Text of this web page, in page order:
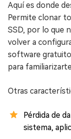
Aquí es donde
Permite clonar
SSD, por lo que
volver a
software
para
Otras
Pérdida de
sistema,